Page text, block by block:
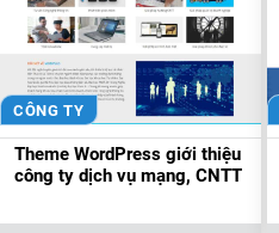
CÔNG TY
Theme WordPress giới thiệu
công ty dịch vụ mạng, CNTT